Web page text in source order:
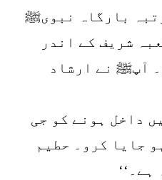
بارگاہ نبویﷺ
شریف کے اندر
آپﷺ نے ارشاد
داخل ہونے کو جی
جایا کرو۔ حطیم